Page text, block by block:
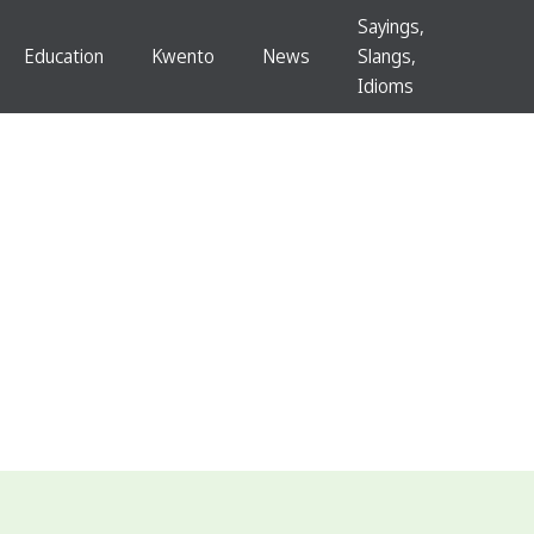
Education Kwento News
Sayings,
Slangs,
Idioms